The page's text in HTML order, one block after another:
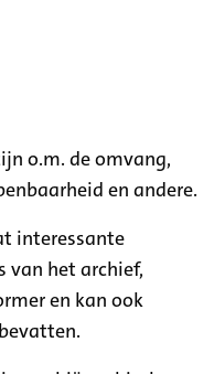
o.m. de omvang,
en andere.
interessante
van het archief,
en kan ook